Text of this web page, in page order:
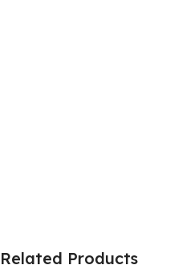
Related Products